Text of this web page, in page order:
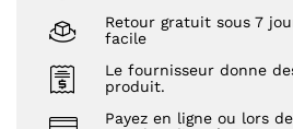
Retour gratuit sous 7
facile
Le fournisseur donne
produit.
Payez en ligne ou lors